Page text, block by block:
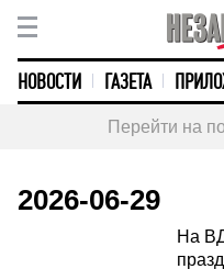
НОВОСТИ ГАЗЕТА
Перейти на
2026-06-29
На